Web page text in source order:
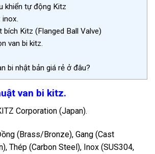
khiển tự động Kitz
inox.
bích Kitz (Flanged Ball Valve)
van bi kitz.
bi nhật bản giá rẻ ở đâu?
van bi kitz.
Corporation (Japan).
(Brass/Bronze), Gang (Cast
Thép (Carbon Steel), Inox (SUS304,